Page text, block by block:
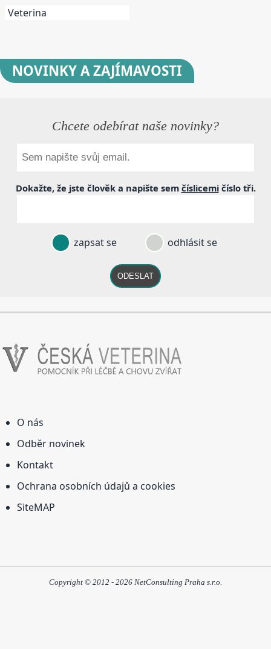
Veterina
NOVINKYA ZAJÍMAVOSTI
Chcete odebírat naše novinky?
Dokažte, že jste člověk a napište sem číslicemičíslo tři.
zapsat se odhlásit se
ODESLAT
O nás
Odběr novinek
Kontakt
Ochrana osobních údajů a cookies
SiteMAP
Copyright © 2012 - 2026 NetConsulting Praha s.r.o.